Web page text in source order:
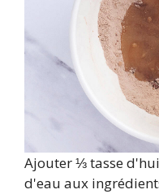
Ajouter ⅓ tasse
d'eau aux